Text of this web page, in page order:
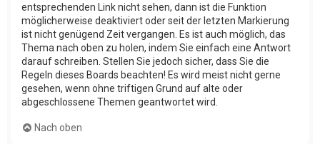
entsprechenden Link nicht sehen, dann ist die Funktion
möglicherweise deaktiviert oder seit der letzten Markierung
ist nicht genügend Zeit vergangen. Es ist auch möglich, das
Thema nach oben zu holen, indem Sie einfach eine Antwort
darauf schreiben. Stellen Sie jedoch sicher, dass Sie die
Regeln dieses Boards beachten! Es wird meist nicht gerne
gesehen, wenn ohne triftigen Grund auf alte oder
abgeschlossene Themen geantwortet wird.
Nach oben